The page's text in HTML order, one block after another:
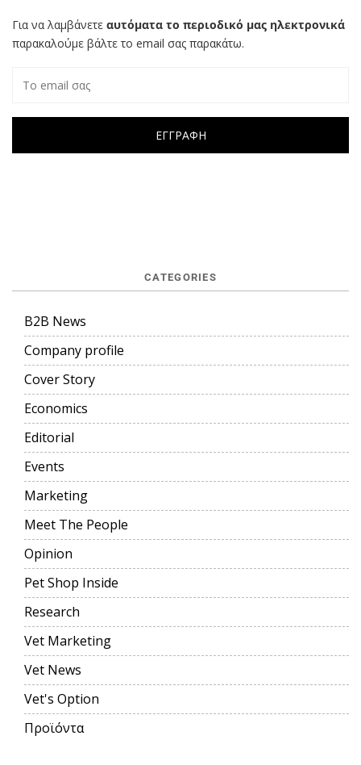
Για να λαμβάνετε αυτόματα το περιοδικό μας ηλεκτρονικά
παρακαλούμε βάλτε το email σας παρακάτω.
CATEGORIES
B2B News
Company profile
Cover Story
Economics
Editorial
Events
Marketing
Meet The People
Opinion
Pet Shop Inside
Research
Vet Marketing
Vet News
Vet's Option
Προϊόντα